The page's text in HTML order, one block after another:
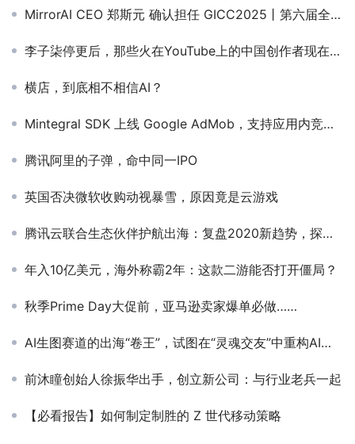
MirrorAI CEO 郑斯元 确认担任 GICC2025丨第六届全球互联网产业CEO大会主峰会圆桌嘉宾！
李子柒停更后，那些火在YouTube上的中国创作者现在怎么样了？
横店，到底相不相信AI？
Mintegral SDK 上线 Google AdMob，支持应用内竞价与瀑布流模式
腾讯阿里的子弹，命中同一IPO
英国否决微软收购动视暴雪，原因竟是云游戏
腾讯云联合生态伙伴护航出海：复盘2020新趋势，探索2021新增长
年入10亿美元，海外称霸2年：这款二游能否打开僵局？
秋季Prime Day大促前，亚马逊卖家爆单必做……
AI生图赛道的出海“卷王”，试图在“灵魂交友”中重构AI社交
前沐瞳创始人徐振华出手，创立新公司：与行业老兵一起
【必看报告】如何制定制胜的 Z 世代移动策略